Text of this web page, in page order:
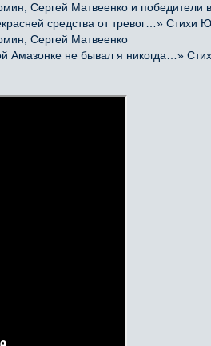
Сергей Матвеенко и победители
средства от тревог…» Стихи
Сергей Матвеенко
не бывал я никогда…»